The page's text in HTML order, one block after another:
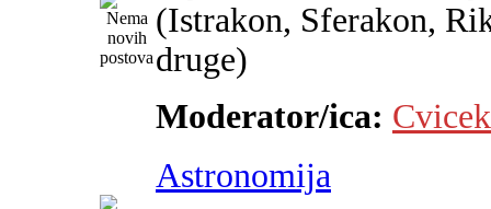
(Istrakon, Sferakon,
druge)
Moderator/ica: Cvicek
Astronomija